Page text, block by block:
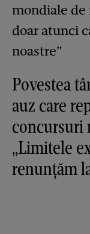
Povestea
auz care
concursuri
„Limitele
renunțăm